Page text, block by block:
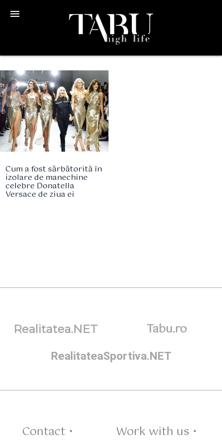
menu
Cum a fost sărbătorită în
izolare de manechine
celebre Donatella
Versace de ziua ei
Realitatea.NET Tabu.ro
RealitateaSportiva.NET
Contact • Work with us •